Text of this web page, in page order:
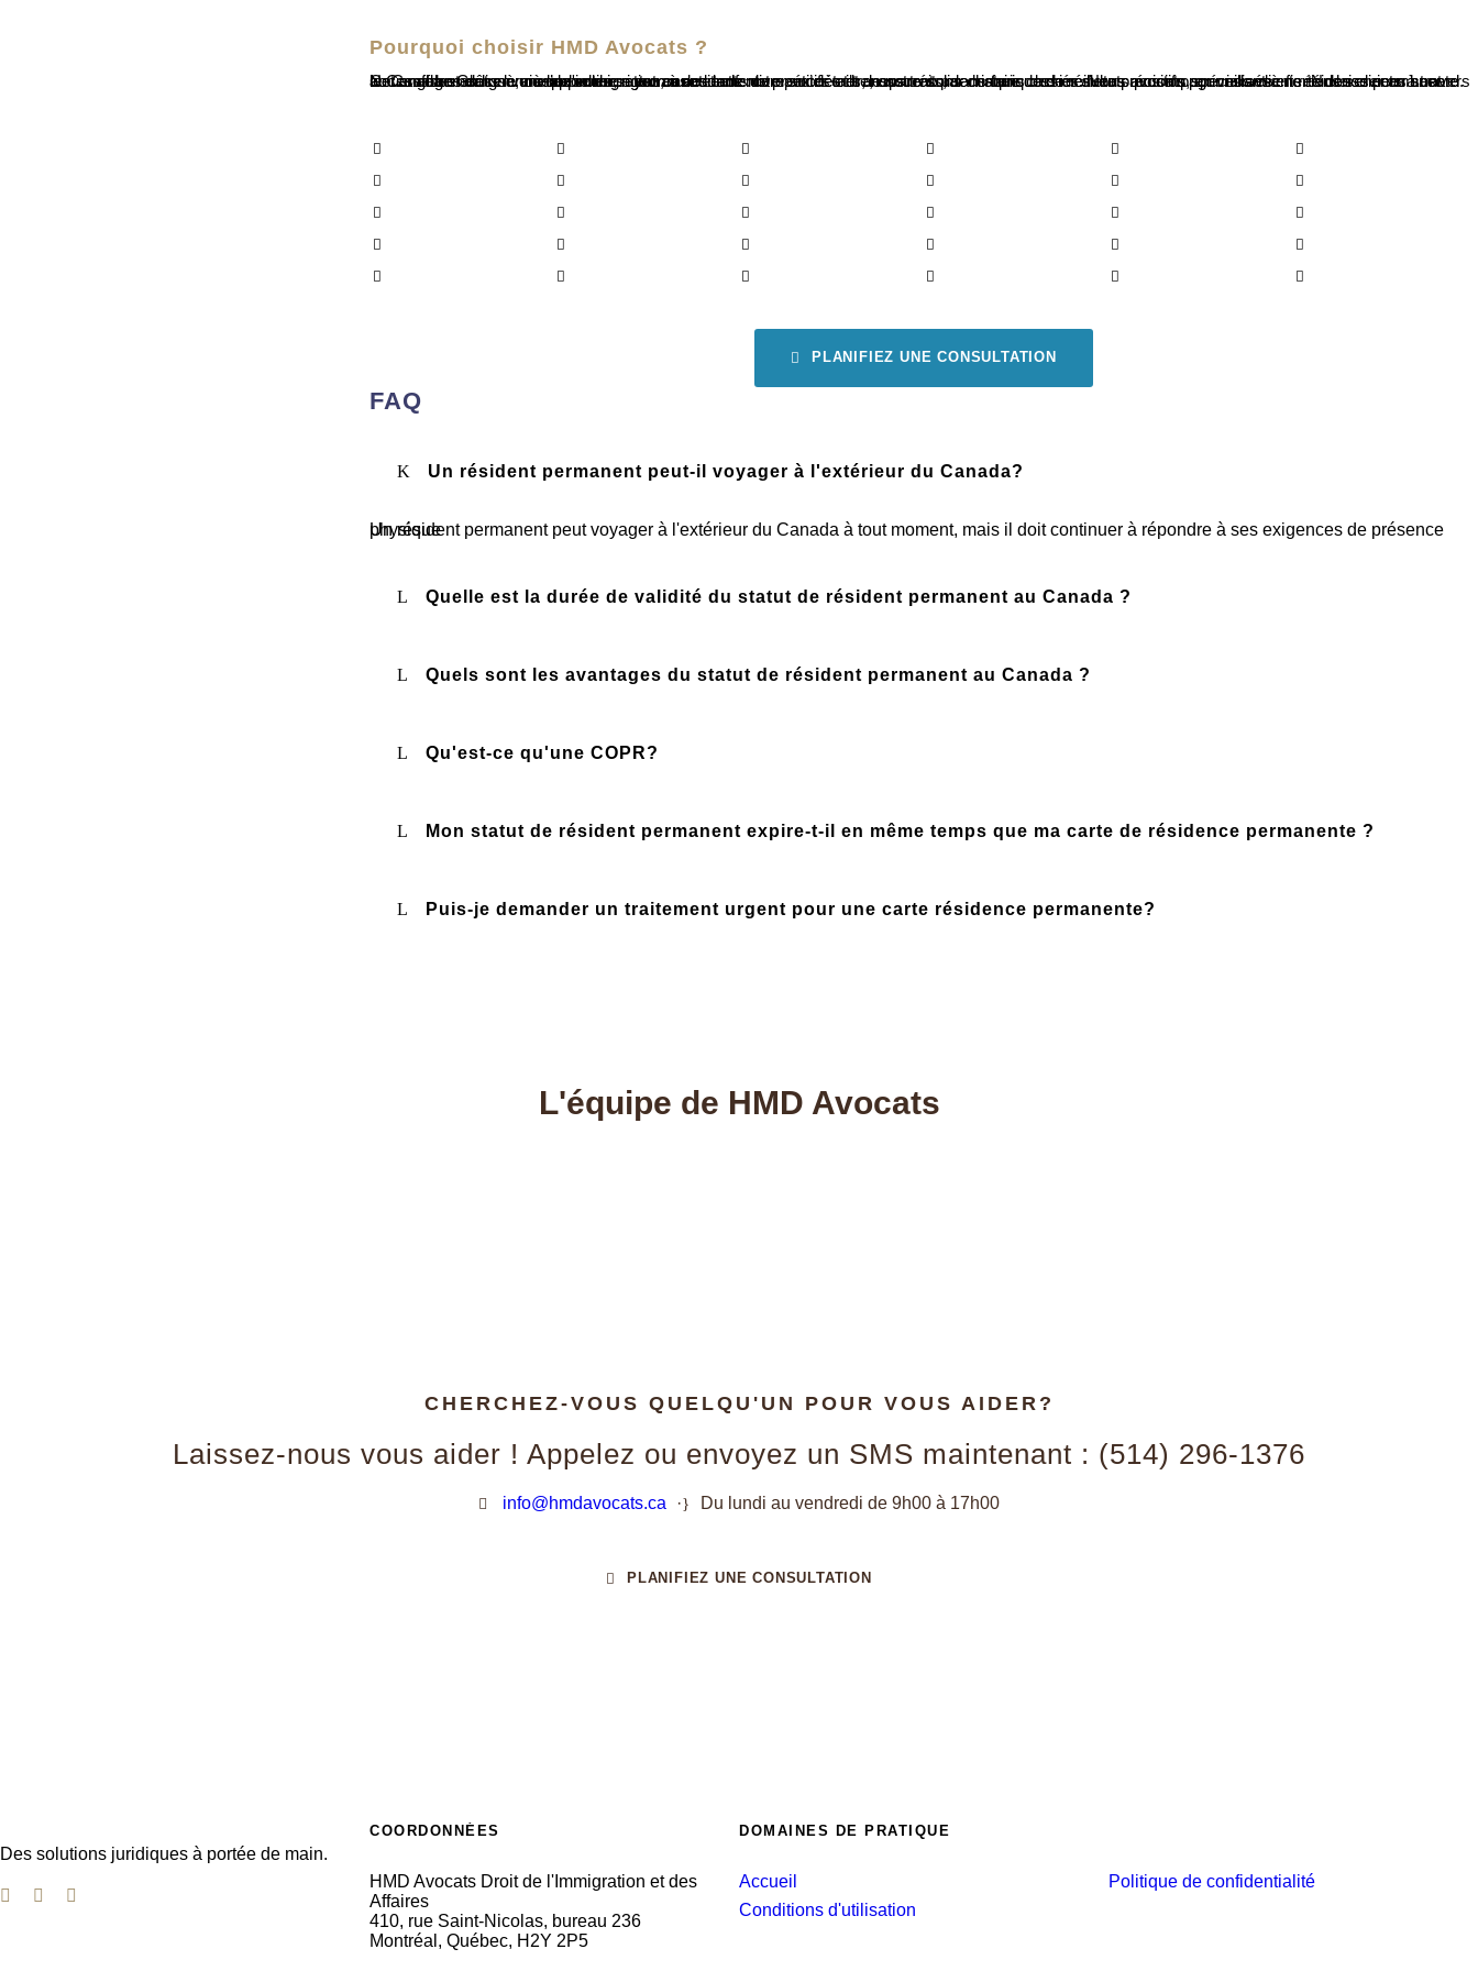
Pourquoi choisir HMD Avocats ?
Nous offrons des services d'immigration canadienne de premier ordre, assurés par certains des meilleurs avocats spécialisés en résidence permanente au Canada. Grâce à une approche rigoureuse et attentive aux détails, nous traitons chaque dossier avec précision, en veillant à ne rien laisser au hasard. Cet engagement envers l’excellence est au cœur de notre succès et de notre solide historique de résultats positifs pour nos clients. Nos services sont accessibles en ligne, où que vous soyez, à des tarifs compétitifs et transparents, sans frais cachés. Nous accompagnons avec fierté des clients à travers le Canada et dans le monde entier, notamment dans :
PLANIFIEZ UNE CONSULTATION
FAQ
Un résident permanent peut-il voyager à l'extérieur du Canada?
Un résident permanent peut voyager à l'extérieur du Canada à tout moment, mais il doit continuer à répondre à ses exigences de présence physique
Quelle est la durée de validité du statut de résident permanent au Canada ?
Quels sont les avantages du statut de résident permanent au Canada ?
Qu'est-ce qu'une COPR?
Mon statut de résident permanent expire-t-il en même temps que ma carte de résidence permanente ?
Puis-je demander un traitement urgent pour une carte résidence permanente?
L'équipe de HMD Avocats
CHERCHEZ-VOUS QUELQU'UN POUR VOUS AIDER?
Laissez-nous vous aider ! Appelez ou envoyez un SMS maintenant : (514) 296-1376
info@hmdavocats.ca · Du lundi au vendredi de 9h00 à 17h00
PLANIFIEZ UNE CONSULTATION
Des solutions juridiques à portée de main.
COORDONNÉES
HMD Avocats Droit de l'Immigration et des
Affaires
410, rue Saint-Nicolas, bureau 236
Montréal, Québec, H2Y 2P5
DOMAINES DE PRATIQUE
Accueil
Politique de confidentialité
Conditions d'utilisation